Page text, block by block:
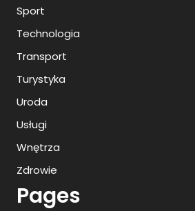
Sport
Technologia
Transport
Turystyka
Uroda
Usługi
Wnętrza
Zdrowie
Pages